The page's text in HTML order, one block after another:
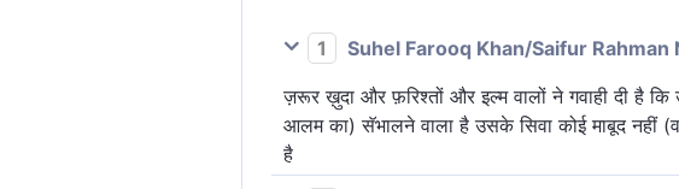
1
Suhel Farooq Khan/Saifur Rahman
ज़रूर ख़ुदा और फ़रिश्तों और इल्म वालों ने गवाही दी है
आलम का) सॅभालने वाला है उसके सिवा कोई माबूद नहीं
है